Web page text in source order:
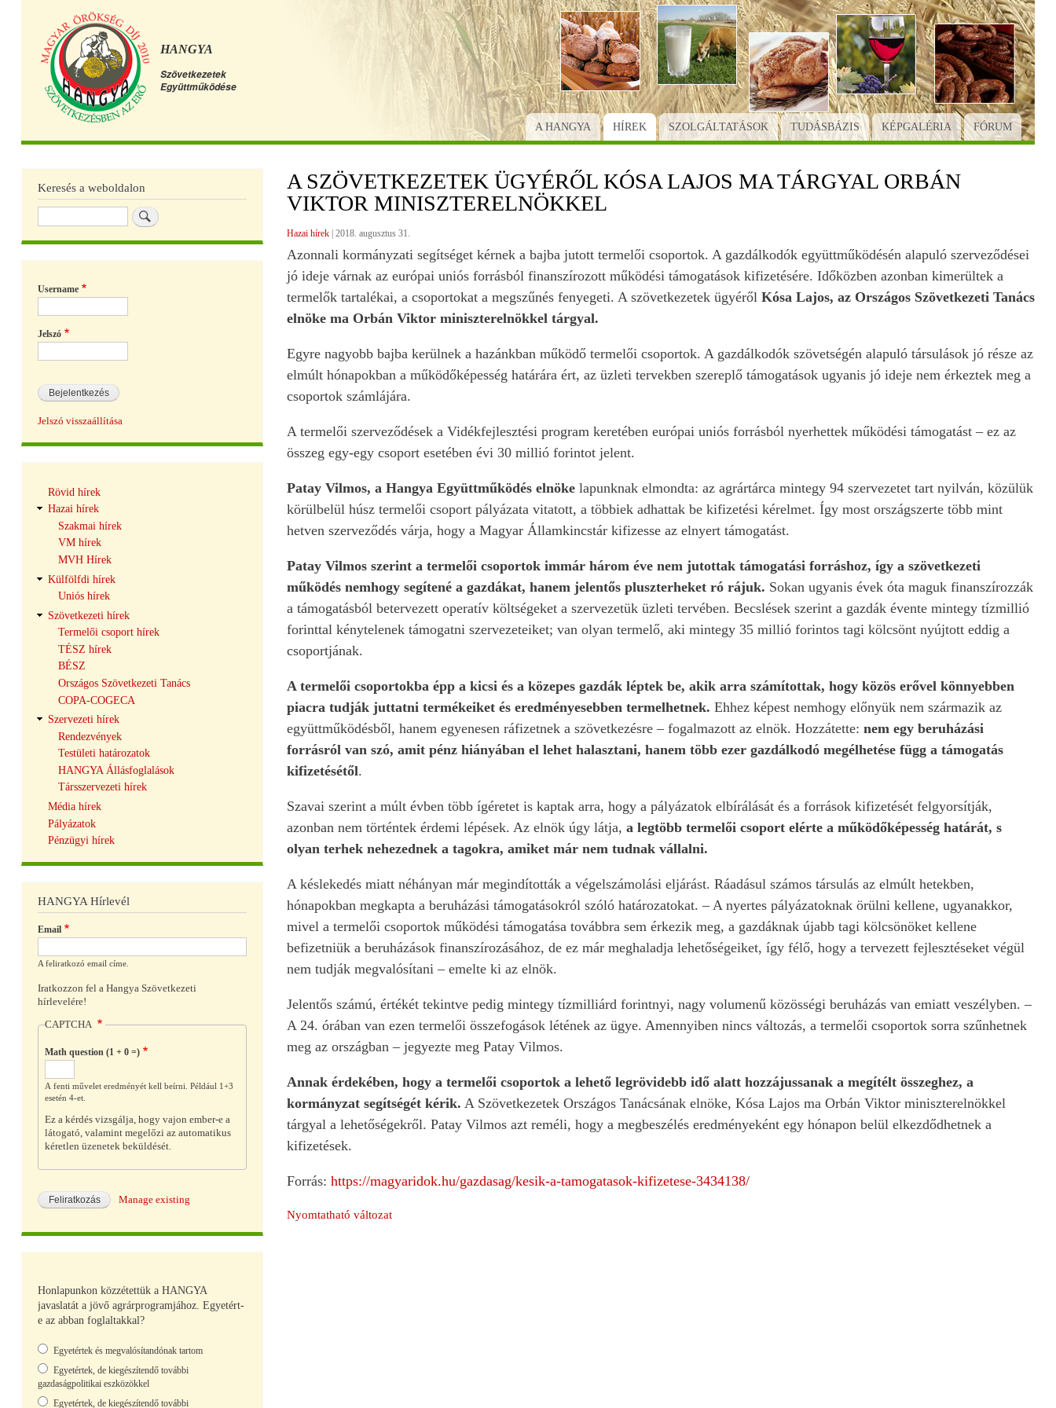
Ugrás
a
tartalomra
HANGYA
Szövetkezetek
Együttműködése
Főmenü
A HANGYA HÍREK SZOLGÁLTATÁSOK TUDÁSBÁZIS KÉPGALÉRIA FÓRUM
A SZÖVETKEZETEK ÜGYÉRŐL KÓSA LAJOS MA TÁRGYAL ORBÁN
VIKTOR MINISZTERELNÖKKEL
Hazai hírek 2018. augusztus 31.
Azonnali kormányzati segítséget kérnek a bajba jutott termelői csoportok. A gazdálkodók együttműködésén alapuló szerveződései
jó ideje várnak az európai uniós forrásból finanszírozott működési támogatások kifizetésére. Időközben azonban kimerültek a
termelők tartalékai, a csoportokat a megszűnés fenyegeti. A szövetkezetek ügyéről Kósa Lajos, az Országos Szövetkezeti Tanács
elnöke ma Orbán Viktor miniszterelnökkel tárgyal.
Egyre nagyobb bajba kerülnek a hazánkban működő termelői csoportok. A gazdálkodók szövetségén alapuló társulások jó része az
elmúlt hónapokban a működőképesség határára ért, az üzleti tervekben szereplő támogatások ugyanis jó ideje nem érkeztek meg a
csoportok számlájára.
A termelői szerveződések a Vidékfejlesztési program keretében európai uniós forrásból nyerhettek működési támogatást – ez az
összeg egy-egy csoport esetében évi 30 millió forintot jelent.
Patay Vilmos, a Hangya Együttműködés elnökelapunknak elmondta: az agrártárca mintegy 94 szervezetet tart nyilván, közülük
körülbelül húsz termelői csoport pályázata vitatott, a többiek adhattak be kifizetési kérelmet. Így most országszerte több mint
hetven szerveződés várja, hogy a Magyar Államkincstár kifizesse az elnyert támogatást.
Patay Vilmos szerint a termelői csoportok immár három éve nem jutottak támogatási forráshoz, így a szövetkezeti
működés nemhogy segítené a gazdákat, hanem jelentős pluszterheket ró rájuk. Sokan ugyanis évek óta maguk finanszírozzák
a támogatásból betervezett operatív költségeket a szervezetük üzleti tervében. Becslések szerint a gazdák évente mintegy tízmillió
forinttal kénytelenek támogatni szervezeteiket; van olyan termelő, aki mintegy 35 millió forintos tagi kölcsönt nyújtott eddig a
csoportjának.
A termelői csoportokba épp a kicsi és a közepes gazdák léptek be, akik arra számítottak, hogy közös erővel könnyebben
piacra tudják juttatni termékeiket és eredményesebben termelhetnek. Ehhez képest nemhogy előnyük nem származik az
együttműködésből, hanem egyenesen ráfizetnek a szövetkezésre – fogalmazott az elnök. Hozzátette: nem egy beruházási
forrásról van szó, amit pénz hiányában el lehet halasztani, hanem több ezer gazdálkodó megélhetése függ a támogatás
kifizetésétől.
Szavai szerint a múlt évben több ígéretet is kaptak arra, hogy a pályázatok elbírálását és a források kifizetését felgyorsítják,
azonban nem történtek érdemi lépések. Az elnök úgy látja, a legtöbb termelői csoport elérte a működőképesség határát, s
olyan terhek nehezednek a tagokra, amiket már nem tudnak vállalni.
A késlekedés miatt néhányan már megindították a végelszámolási eljárást. Ráadásul számos társulás az elmúlt hetekben,
hónapokban megkapta a beruházási támogatásokról szóló határozatokat. – A nyertes pályázatoknak örülni kellene, ugyanakkor,
mivel a termelői csoportok működési támogatása továbbra sem érkezik meg, a gazdáknak újabb tagi kölcsönöket kellene
befizetniük a beruházások finanszírozásához, de ez már meghaladja lehetőségeiket, így félő, hogy a tervezett fejlesztéseket végül
nem tudják megvalósítani – emelte ki az elnök.
Jelentős számú, értékét tekintve pedig mintegy tízmilliárd forintnyi, nagy volumenű közösségi beruházás van emiatt veszélyben. –
A 24. órában van ezen termelői összefogások létének az ügye. Amennyiben nincs változás, a termelői csoportok sorra szűnhetnek
meg az országban – jegyezte meg Patay Vilmos.
Annak érdekében, hogy a termelői csoportok a lehető legrövidebb idő alatt hozzájussanak a megítélt összeghez, a
kormányzat segítségét kérik. A Szövetkezetek Országos Tanácsának elnöke, Kósa Lajos ma Orbán Viktor miniszterelnökkel
tárgyal a lehetőségekről. Patay Vilmos azt reméli, hogy a megbeszélés eredményeként egy hónapon belül elkezdődhetnek a
kifizetések.
Forrás: https://magyaridok.hu/gazdasag/kesik-a-tamogatasok-kifizetese-3434138/
Nyomtatható változat
Keresés a weboldalon
Username
Jelszó
Jelszó visszaállítása
navigáció
Rövid hírek
Hazai hírek
Szakmai hírek
VM hírek
MVH Hírek
Külfölfdi hírek
Uniós hírek
Szövetkezeti hírek
Termelői csoport hírek
TÉSZ hírek
BÉSZ
Országos Szövetkezeti Tanács
COPA-COGECA
Szervezeti hírek
Rendezvények
Testületi határozatok
HANGYA Állásfoglalások
Társszervezeti hírek
Média hírek
Pályázatok
Pénzügyi hírek
HANGYA Hírlevél
Email
A feliratkozó email címe.
Iratkozzon fel a Hangya Szövetkezeti
hírlevelére!
CAPTCHA
Math question (1 + 0 =)
A fenti művelet eredményét kell beírni. Például 1+3
esetén 4-et.
Ez a kérdés vizsgálja, hogy vajon ember-e a
látogató, valamint megelőzi az automatikus
kéretlen üzenetek beküldését.
Manage existing
Honlapunkon közzétettük a HANGYA
javaslatát a jövő agrárprogramjához. Egyetért-
e az abban foglaltakkal?
Választások
Egyetértek és megvalósítandónak tartom
Egyetértek, de kiegészítendő további
gazdaságpolitikai eszközökkel
Egyetértek, de kiegészítendő további